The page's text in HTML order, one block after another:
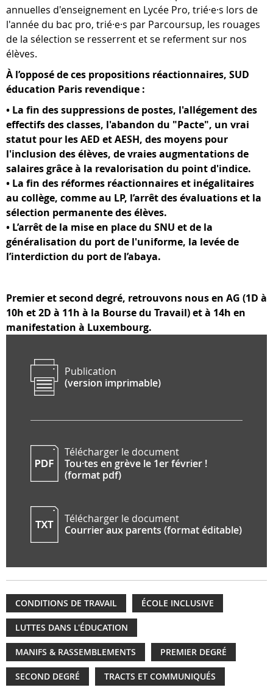
annuelles d'enseignement en Lycée Pro, trié·e·s lors de
l'année du bac pro, trié·e·s par Parcoursup, les rouages
de la sélection se resserrent et se referment sur nos
élèves.
À l’opposé de ces propositions réactionnaires, SUD
éducation Paris revendique :
• La fin des suppressions de postes, l'allégement des
effectifs des classes, l'abandon du "Pacte", un vrai
statut pour les AED et AESH, des moyens pour
l'inclusion des élèves, de vraies augmentations de
salaires grâce à la revalorisation du point d'indice.
• La fin des réformes réactionnaires et inégalitaires
au collège, comme au LP, l’arrêt des évaluations et la
sélection permanente des élèves.
• L’arrêt de la mise en place du SNU et de la
généralisation du port de l'uniforme, la levée de
l’interdiction du port de l’abaya.
Premier et second degré, retrouvons nous en AG (1D à
10h et 2D à 11h à la Bourse du Travail)et à 14h en
manifestation à Luxembourg.
Publication
(version imprimable)
Télécharger le document
Tou·tes en grève le 1er février !
(format pdf)
Télécharger le document
Courrier aux parents (format éditable)
CONDITIONS DE TRAVAIL ÉCOLE INCLUSIVE
LUTTES DANS L'ÉDUCATION
MANIFS & RASSEMBLEMENTS PREMIER DEGRÉ
SECOND DEGRÉ TRACTS ET COMMUNIQUÉS